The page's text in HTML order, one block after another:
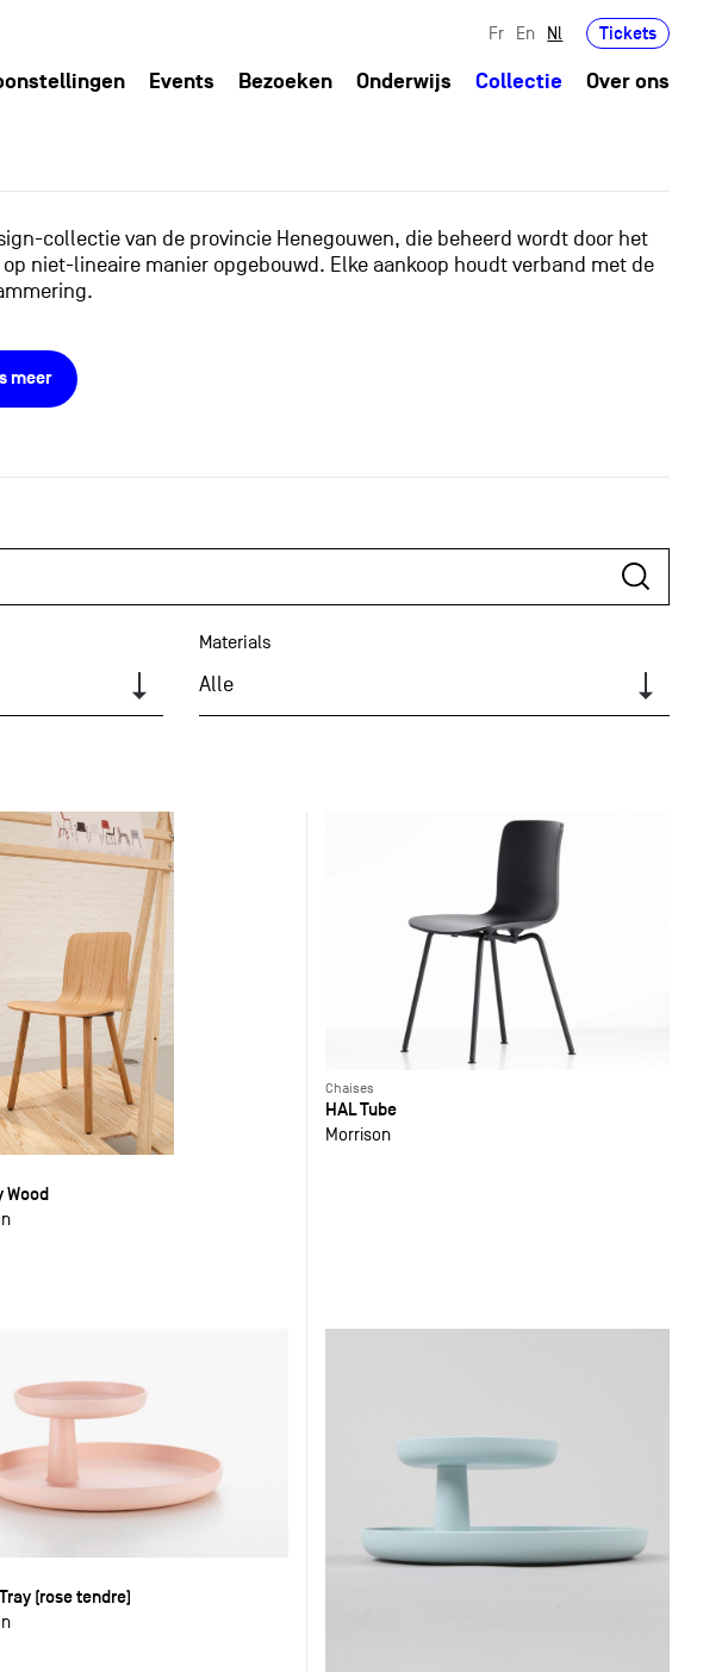
Fr En Nl Tickets
Events Bezoeken Onderwijs Collectie Over ons
collectie van de provincie Henegouwen, die beheerd wordt door het
op niet-lineaire manier opgebouwd. Elke aankoop houdt verband met de
meer
Materials
Alle
Wood
Chaises
HAL Tube
Morrison
(rose tendre)